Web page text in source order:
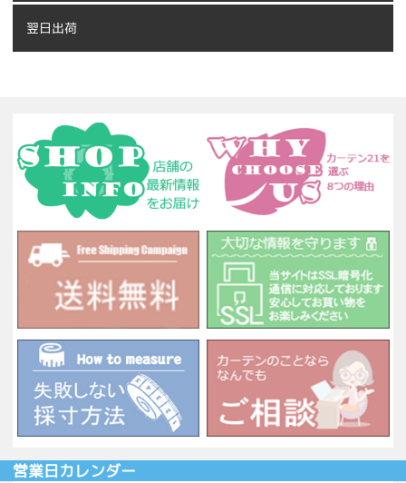
翌日出荷
営業日カレンダー